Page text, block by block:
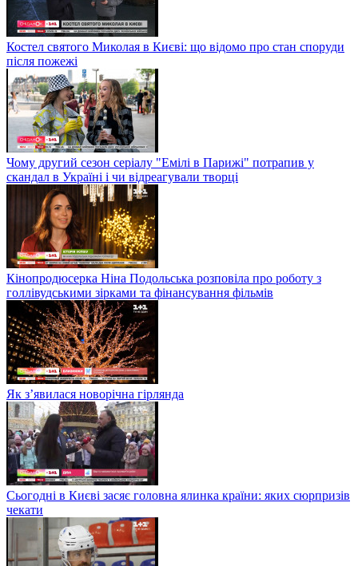
Костел святого Миколая в Києві: що відомо про стан споруди
після пожежі
Чому другий сезон серіалу "Емілі в Парижі" потрапив у
скандал в Україні і чи відреагували творці
Кінопродюсерка Ніна Подольська розповіла про роботу з
голлівудськими зірками та фінансування фільмів
Як з’явилася новорічна гірлянда
Сьогодні в Києві засяє головна ялинка країни: яких сюрпризів
чекати